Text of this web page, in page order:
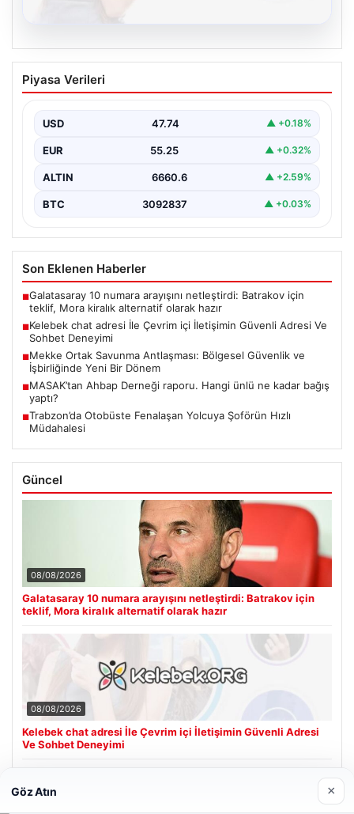
Kelebek chat adresi İle Çevrim içi
İletişimin Güvenli Adresi Ve Sohbet
Sanal çağında bireylerin kaliteli bir tarzda irtibat kurması
Piyasa Verileri
USD 47.74 ▲ +0.18%
EUR 55.25 ▲ +0.32%
ALTIN 6660.6 ▲ +2.59%
BTC 3092837 ▲ +0.03%
Son Eklenen Haberler
■Galatasaray 10 numara arayışını netleştirdi: Batrakov için
teklif, Mora kiralık alternatif olarak hazır
■Kelebek chat adresi İle Çevrim içi İletişimin Güvenli Adresi Ve
Sohbet Deneyimi
■Mekke Ortak Savunma Antlaşması: Bölgesel Güvenlik ve
İşbirliğinde Yeni Bir Dönem
■MASAK’tan Ahbap Derneği raporu. Hangi ünlü ne kadar bağış
yaptı?
■Trabzon’da Otobüste Fenalaşan Yolcuya Şoförün Hızlı
Müdahalesi
Güncel
08/08/2026
Galatasaray 10 numara arayışını netleştirdi: Batrakov için
teklif, Mora kiralık alternatif olarak hazır
08/08/2026
Kelebek chat adresi İle Çevrim içi İletişimin Güvenli Adresi
Ve Sohbet Deneyimi
Göz Atın ×